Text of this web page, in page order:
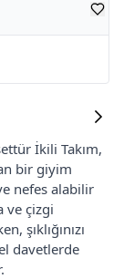
İkili Takım,
bir giyim
nefes alabilir
ve çizgi
şıklığınızı
davetlerde